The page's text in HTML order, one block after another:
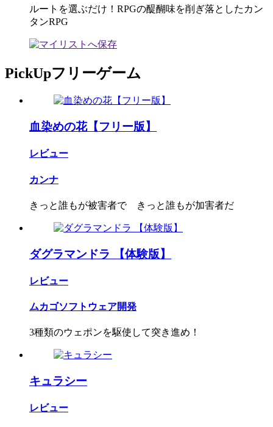
ルートを選ぶだけ！RPGの醍醐味を削ぎ落としたカン
タンRPG
PickUpフリーゲーム
血染めの花【フリー版】
レビュー
カンナ
きっと誰もが被害者で きっと誰もが加害者だ
ダグラマンドラ 【体験版】
レビュー
ムカゴソフトウェア開発
3種類のウェポンを駆使して突き進め！
キュラシー
レビュー